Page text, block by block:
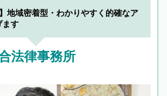
地域密着型・わかりやすく的確なア
ます
法律事務所